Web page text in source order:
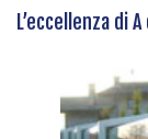
L’eccellenza di